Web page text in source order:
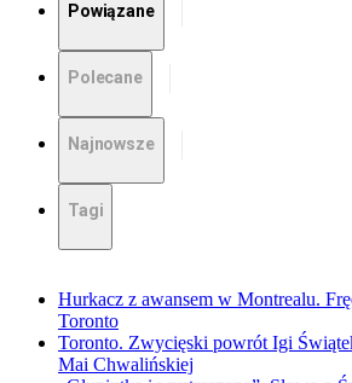
Powiązane
Polecane
Najnowsze
Tagi
Hurkacz z awansem w Montrealu.
Toronto
Toronto. Zwycięski powrót Igi
Mai Chwalińskiej